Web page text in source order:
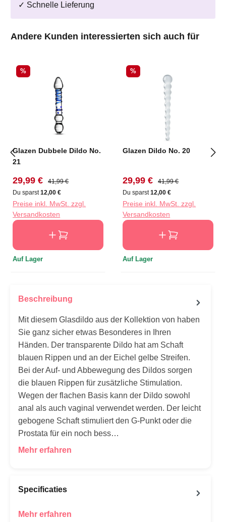
✓ Schnelle Lieferung
Produktgalerie überspringen
Andere Kunden interessierten sich auch für
Rabatt
%
Glazen Dubbele Dildo No.
21
Verkaufspreis:
29,99 € Regulärer Preis:
41,99 €
Du sparst12,00 €
Preise inkl. MwSt. zzgl.
Versandkosten
Auf Lager
Rabatt
%
Glazen Dildo No. 20
Verkaufspreis:
29,99 € Regulärer Preis:
41,99 €
Du sparst12,00 €
Preise inkl. MwSt. zzgl.
Versandkosten
Auf Lager
Beschreibung
Mit diesem Glasdildo aus der Kollektion von haben
Sie ganz sicher etwas Besonderes in Ihren
Händen. Der transparente Dildo hat am Schaft
blauen Rippen und an der Eichel gelbe Streifen.
Bei der Auf- und Abbewegung des Dildos sorgen
die blauen Rippen für zusätzliche Stimulation.
Wegen der flachen Basis kann der Dildo sowohl
anal als auch vaginal verwendet werden. Der leicht
gebogene Schaft stimuliert den G-Punkt oder die
Prostata für ein noch bess…
Mehr erfahren
Specificaties
Mehr erfahren